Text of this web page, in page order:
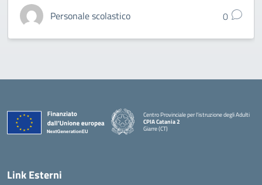
Personale scolastico 0
Centro Provinciale per l'istruzione degli Adulti
CPIA Catania 2
Giarre (CT)
Link Esterni